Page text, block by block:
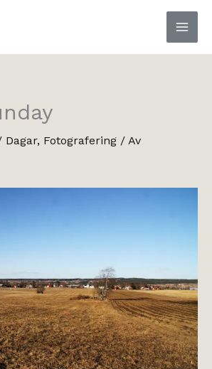
Dagar, Fotografering / Av